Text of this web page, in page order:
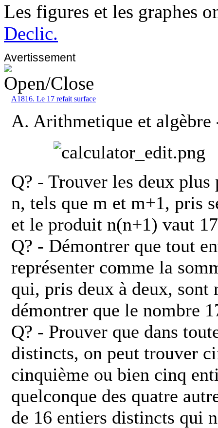
Les figures et les graphes
Declic.
Avertissement
A1816. Le 17 refait surface
A. Arithmetique et
Q? - Trouver les deux
n, tels que m et m+1, pris
et le produit n(n+1) vaut
Q? - Démontrer que tout
représenter comme la
qui, pris deux à deux, sont
démontrer que le nombre
Q? - Prouver que dans
distincts, on peut trouver
cinquième ou bien cinq
quelconque des quatre
de 16 entiers distincts qui